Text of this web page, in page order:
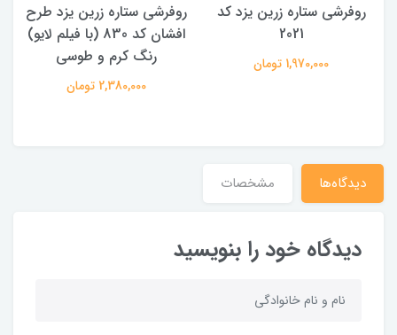
روفرشی ستاره زرین یزد کد
2021
1,970,000 تومان
روفرشی ستاره زرین یزد طرح
افشان کد 830 (با فیلم لایو)
رنگ کرم و طوسی
2,380,000 تومان
دیدگاه‌ها مشخصات
دیدگاه خود را بنویسید